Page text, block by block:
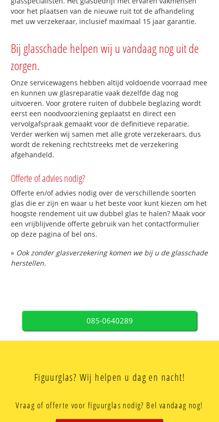
voor het plaatsen van de nieuwe ruit tot de afhandeling
met uw verzekeraar, inclusief maximaal 15 jaar garantie.
Bij glasschade helpen wij u vandaag nog uit de
zorgen.
Onze servicewagens hebben altijd voldoende voorraad mee
en kunnen uw glasreparatie vaak dezelfde dag nog
uitvoeren. Voor grotere ruiten of dubbele beglazing wordt
eerst een noodvoorziening geplaatst en direct een
vervolgafspraak gemaakt voor de definitieve reparatie.
Verder werken wij samen met alle grote verzekeraars, dus
wordt de rekening rechtstreeks met de verzekering
afgehandeld.
Offerte of advies nodig?
Offerte en/of advies nodig over de verschillende soorten
glas die er zijn en waar u het beste voor kunt kiezen om het
hoogste rendement uit uw dubbel glas te halen? Maak voor
een vrijblijvende offerte gebruik van het contactformulier
op deze pagina of bel ons.
» Ook zonder glasverzekering komen we bij u de glasschade
herstellen.
085-0640289
Figuurglas? Wij helpen u dag en nacht!
Vraag of offerte voor figuurglas nodig? Bel vandaag nog!